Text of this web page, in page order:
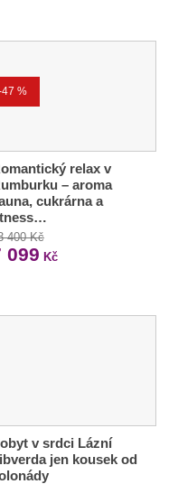
47 %
relax v
– aroma
cukrárna a
400 Kč
099 Kč
v srdci Lázní
jen kousek od